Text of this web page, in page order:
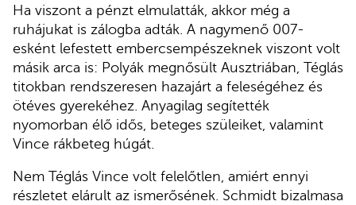
Ha viszont a pénzt elmulatták, akkor még a
ruhájukat is zálogba adták. A nagymenő 007-
esként lefestett embercsempészeknek viszont volt
másik arca is: Polyák megnősült Ausztriában, Téglás
titokban rendszeresen hazajárt a feleségéhez és
ötéves gyerekéhez. Anyagilag segítették
nyomorban élő idős, beteges szüleiket, valamint
Vince rákbeteg húgát.
Nem Téglás Vince volt felelőtlen, amiért ennyi
részletet elárult az ismerősének. Schmidt bizalmasa